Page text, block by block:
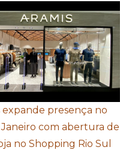
expande presença no
Janeiro com abertura de
no Shopping Rio Sul